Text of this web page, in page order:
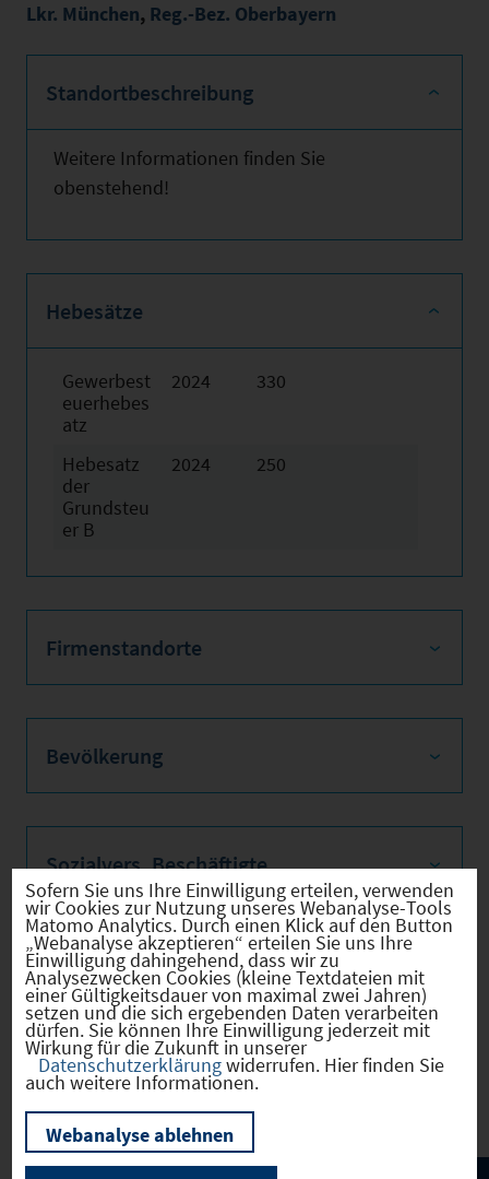
Lkr. München, Reg.-Bez. Oberbayern
Standortbeschreibung
Weitere Informationen finden Sie
obenstehend!
Hebesätze
Gewerbest
euerhebes
atz
2024 330
Hebesatz
der
Grundsteu
er B
2024 250
Firmenstandorte
Bevölkerung
Sozialvers. Beschäftigte
Verkehrsinfrastruktur
Kommunale Infrastruktur
Sofern Sie uns Ihre Einwilligung erteilen, verwenden
wir Cookies zur Nutzung unseres Webanalyse-Tools
Matomo Analytics. Durch einen Klick auf den Button
„Webanalyse akzeptieren“ erteilen Sie uns Ihre
Einwilligung dahingehend, dass wir zu
Analysezwecken Cookies (kleine Textdateien mit
einer Gültigkeitsdauer von maximal zwei Jahren)
setzen und die sich ergebenden Daten verarbeiten
dürfen. Sie können Ihre Einwilligung jederzeit mit
Wirkung für die Zukunft in unserer
Datenschutzerklärungwiderrufen. Hier finden Sie
auch weitere Informationen.
Webanalyse ablehnen